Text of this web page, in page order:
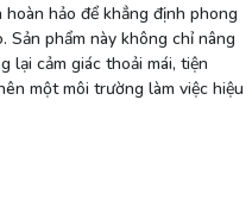
hảo để khẳng định phong
Sản phẩm này không chỉ nâng
lại cảm giác thoải mái, tiện
một môi trường làm việc hiệu